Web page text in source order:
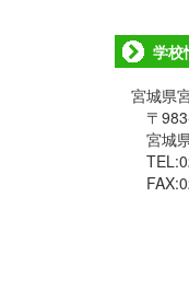
学校
宮城県
〒
宮城